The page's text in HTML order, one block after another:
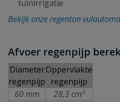
tuinirrigatie
Bekijk onze regenton
Afvoer regenpijp
Diameter
regenpijp
Oppervlakte
regenpijp
60 mm
28,3 cm²